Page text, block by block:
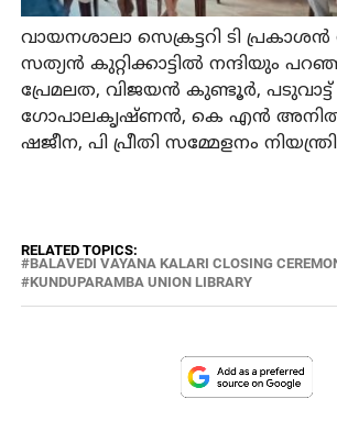
വായനശാലാ സെക്രട്ടറി ടി
സത്യന്‍ കുറ്റിക്കാട്ടില്‍ നന്ദിയും
പ്രേമലത, വിജയന്‍ കുണ്ടൂര്‍, പടുവാട്ട്
ഗോപാലകൃഷ്ണന്‍, കെ എന്‍
ഷജീന, പി പ്രീതി സമ്മേളനം
RELATED TOPICS:
BALAVEDI VAYANA KALARI CLOSING
KUNDUPARAMBA UNION LIBRARY